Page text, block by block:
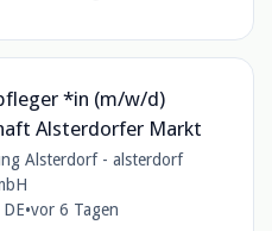
*in (m/w/d)
Alsterdorfer Markt
Alsterdorf - alsterdorf
•vor 6 Tagen